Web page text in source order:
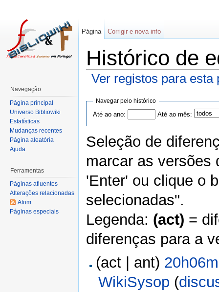
Histórico de
Ver registos para esta
Navegar pelo histórico
Até ao ano: Até ao mês:
Seleção de
marcar as versões
'Enter' ou clique o
selecionadas".
Legenda: (act) =
diferenças para a
(act | ant)
WikiSysop (
Página Corrigir e nova info
Navegação
Página principal
Universo Bibliowiki
Estatísticas
Mudanças recentes
Página aleatória
Ajuda
Ferramentas
Páginas afluentes
Alterações relacionadas
Atom
Páginas especiais